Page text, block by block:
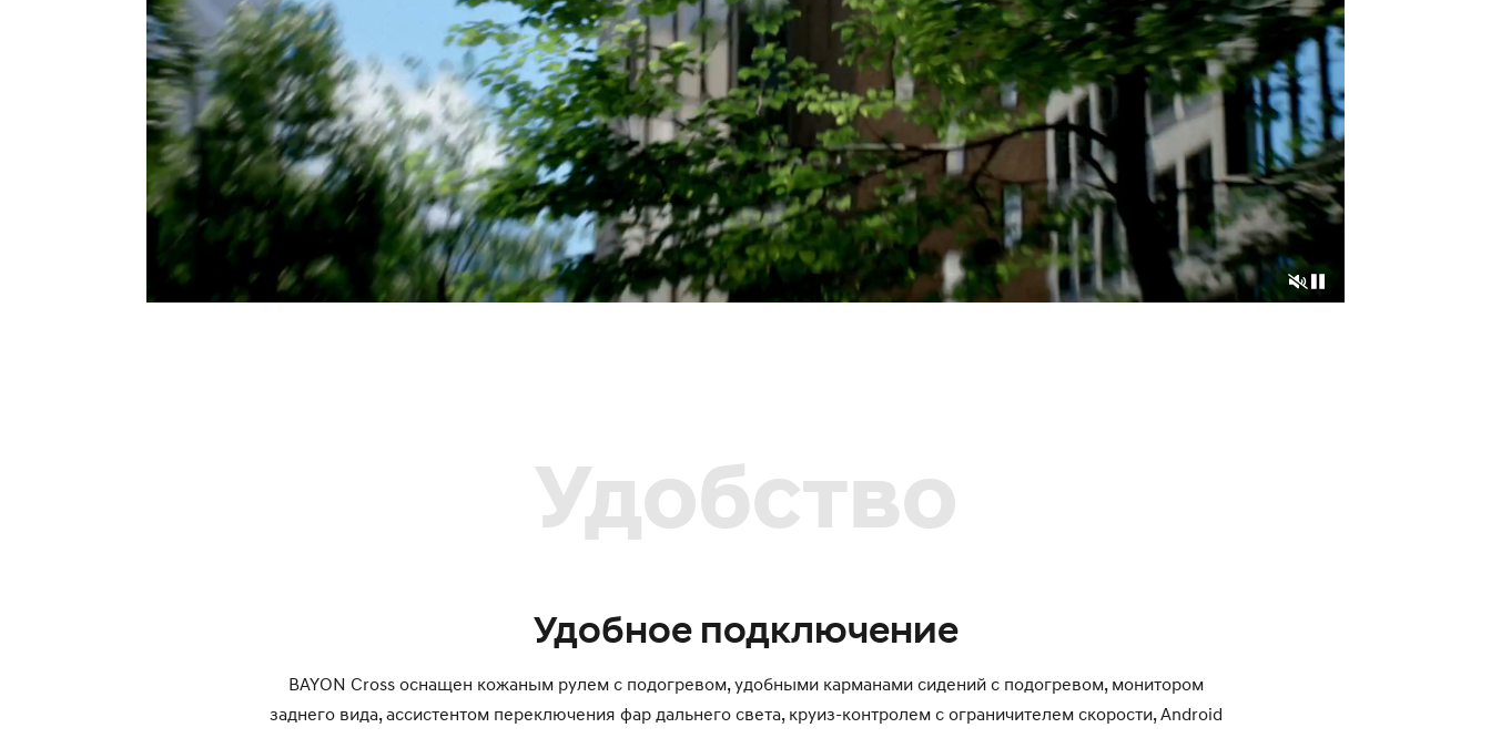
Удобство
Удобное подключение
BAYON Cross оснащен кожаным рулем с подогревом, удобными карманами сидений с подогревом, монитором
заднего вида, ассистентом переключения фар дальнего света, круиз-контролем с ограничителем скорости, Android